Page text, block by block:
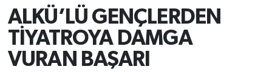
ALKÜ’LÜ GENÇLERDEN
TİYATROYA DAMGA
VURAN BAŞARI
Bölgesel
Dünya
Tüm Manşetler
Son Dakika Haberleri